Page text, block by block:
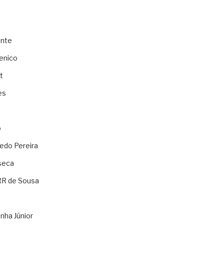
Pereira
de Sousa
Júnior